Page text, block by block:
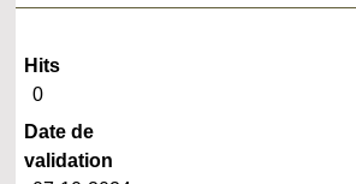
Hits
0
Date de
validation